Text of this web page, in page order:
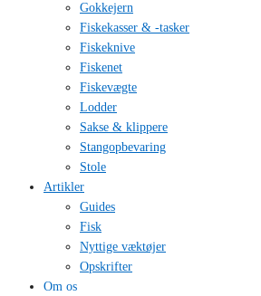
Gokkejern
Fiskekasser & -tasker
Fiskeknive
Fiskenet
Fiskevægte
Lodder
Sakse & klippere
Stangopbevaring
Stole
Artikler
Guides
Fisk
Nyttige væktøjer
Opskrifter
Om os